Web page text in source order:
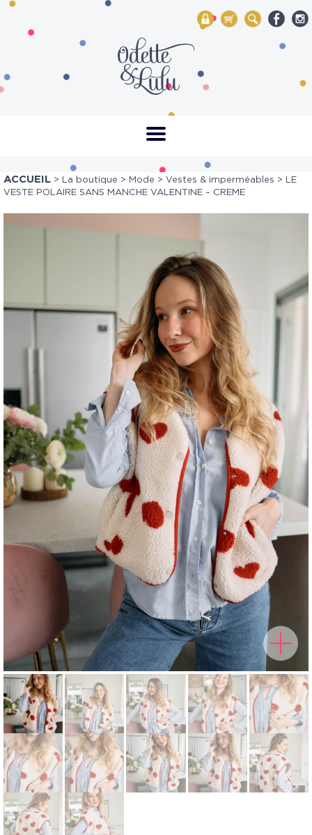
My Account
Mon panier
Rechercher
ACCUEIL > La boutique > Mode > Vestes & imperméables > LE
VESTE POLAIRE SANS MANCHE VALENTINE – CREME